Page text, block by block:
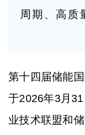
周期、高质
第十四届储能
于2026年3月
业技术联盟和